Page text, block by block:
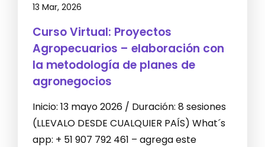
13 Mar, 2026
Curso Virtual: Proyectos
Agropecuarios – elaboración con
la metodología de planes de
agronegocios
Inicio: 13 mayo 2026 / Duración: 8 sesiones
(LLEVALO DESDE CUALQUIER PAÍS) What´s
app: + 51 907 792 461 – agrega este